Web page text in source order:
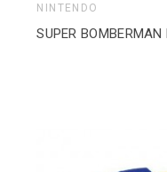
NINTENDO
SUPER